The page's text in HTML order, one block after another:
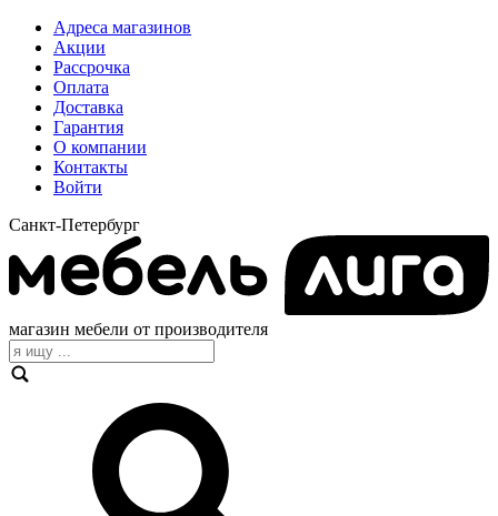
Адреса магазинов
Акции
Рассрочка
Оплата
Доставка
Гарантия
О компании
Контакты
Войти
Санкт-Петербург
магазин мебели от производителя